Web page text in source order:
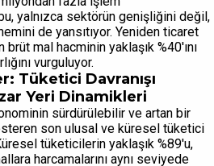
yalnızca sektörün genişliğini değil,
de yansıtıyor. Yeniden ticaret
mal hacminin yaklaşık %40'ını
vurguluyor.
Tüketici Davranışı
Yeri Dinamikleri
sürdürülebilir ve artan bir
son ulusal ve küresel tüketici
tüketicilerin yaklaşık %89'u,
harcamalarını aynı seviyede